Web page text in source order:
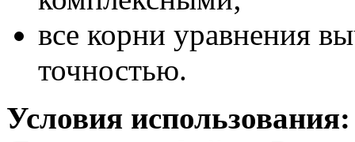
все корни уравнения
точностью.
Условия